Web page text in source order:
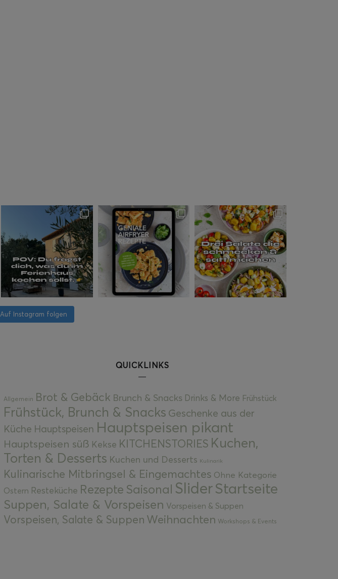
Auf Instagram folgen
QUICKLINKS
Allgemein Brot & Gebäck Brunch & Snacks Drinks & More Frühstück
Frühstück, Brunch & Snacks Geschenke aus der
Küche Hauptspeisen Hauptspeisen pikant
Hauptspeisen süß Kekse KITCHENSTORIES Kuchen,
Torten & Desserts Kuchen und Desserts Kulinarik
Kulinarische Mitbringsel & Eingemachtes Ohne Kategorie
Ostern Resteküche Rezepte Saisonal SliderStartseite
Suppen, Salate & Vorspeisen Vorspeisen & Suppen
Vorspeisen, Salate & Suppen Weihnachten Workshops & Events